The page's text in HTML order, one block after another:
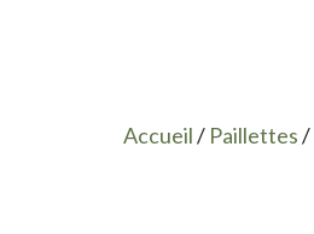
Accueil/ Paillettes/